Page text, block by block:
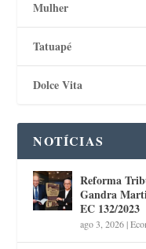
Mulher
Tatuapé
Dolce Vita
NOTÍCIAS
Reforma
Gandra
EC 132/2023
ago 3, 2026|